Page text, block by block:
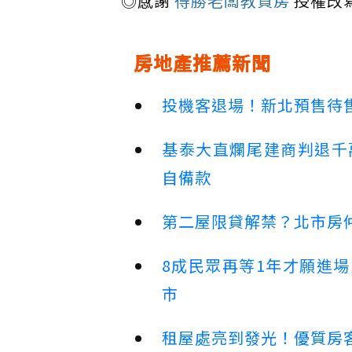
房地產推薦新聞
投機客退場！新北預售待
基泰大直爛尾建商判退
自備款
第二屋限貸解禁？北市房
8成民眾再等1年才願進
市
租屋處亮到發光！優質房